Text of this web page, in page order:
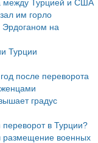
между Турцией и США
им горло
Эрдоганом на
Турции
после переворота
градус
в Турции?
размещение военных